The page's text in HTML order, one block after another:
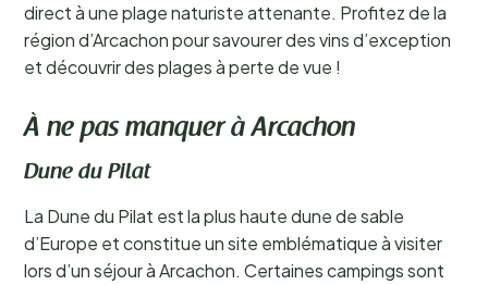
direct à une plage naturiste attenante. Profitez de la
région d’Arcachon pour savourer des vins d’exception
et découvrir des plages à perte de vue !
À ne pas manquer à Arcachon
Dune du Pilat
La Dune du Pilat est la plus haute dune de sable
d’Europe et constitue un site emblématique à visiter
lors d’un séjour à Arcachon. Certaines campings sont